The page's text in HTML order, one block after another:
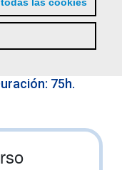
75h.
calderas
75h.